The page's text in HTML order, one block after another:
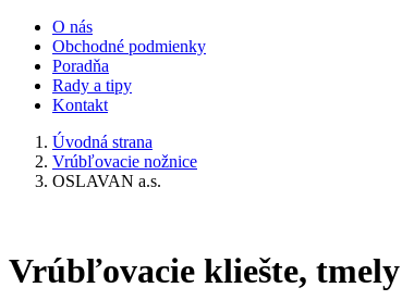
O nás
Obchodné podmienky
Poradňa
Rady a tipy
Kontakt
Úvodná strana
Vrúbľovacie nožnice
OSLAVAN a.s.
Vrúbľovacie kliešte,